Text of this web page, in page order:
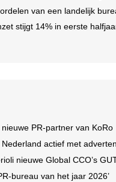
van een landelijk
stijgt 14% in eerste
PR-partner van KoRo
actief met
Global CCO’s GUT,
bureau van het jaar 2026’